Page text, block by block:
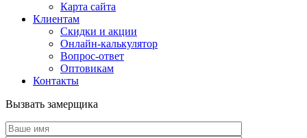
Карта сайта
Клиентам
Скидки и акции
Онлайн-калькулятор
Вопрос-ответ
Оптовикам
Контакты
Вызвать замерщика